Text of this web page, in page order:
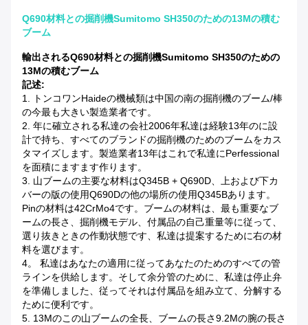
Q690材料との掘削機Sumitomo SH350のための13Mの積む
ブーム
輸出されるQ690材料との掘削機Sumitomo SH350のための
13Mの積むブーム
記述:
1. トンコワンHaideの機械類は中国の南の掘削機のブーム/棒
の今最も大きい製造業者です。
2. 年に確立される私達の会社2006年私達は経験13年のに設
計で持ち、すべてのブランドの掘削機のためのブームをカス
タマイズします。製造業者13年はこれで私達にperfessional
を面積にますます作ります。
3. 山ブームの主要な材料はQ345B + Q690D、上および下カ
バーの版の使用Q690Dの他の場所の使用Q345Bあります。
Pinの材料は42CrMo4です。ブームの材料は、最も重要なブ
ームの長さ、掘削機モデル、付属品の自己重量等に従って、
選り抜きときの作動状態です、私達は提案するために右の材
料を選びます。
4。 私達はあなたの適用に従ってあなたのためのすべての管
ラインを供給します。そして余分管のために、私達は停止弁
を準備しました、従ってそれは付属品を組み立て、分解する
ために便利です。
5. 13Mのこの山ブームの全長、ブームの長さ9.2Mの腕の長さ